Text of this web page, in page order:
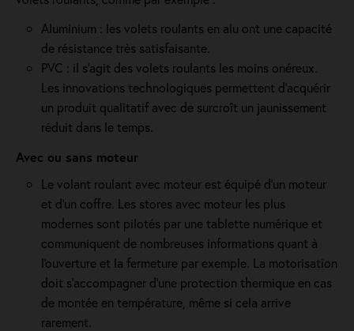
Aluminium : les volets roulants en alu ont une capacité
de résistance très satisfaisante.
PVC : il s'agit des volets roulants les moins onéreux.
Les innovations technologiques permettent d'acquérir
un produit qualitatif avec de surcroît un jaunissement
réduit dans le temps.
Avec ou sans moteur
Le volant roulant avec moteur est équipé d’un moteur
et d’un coffre. Les stores avec moteur les plus
modernes sont pilotés par une tablette numérique et
communiquent de nombreuses informations quant à
l'ouverture et la fermeture par exemple. La motorisation
doit s'accompagner d'une protection thermique en cas
de montée en température, même si cela arrive
rarement.